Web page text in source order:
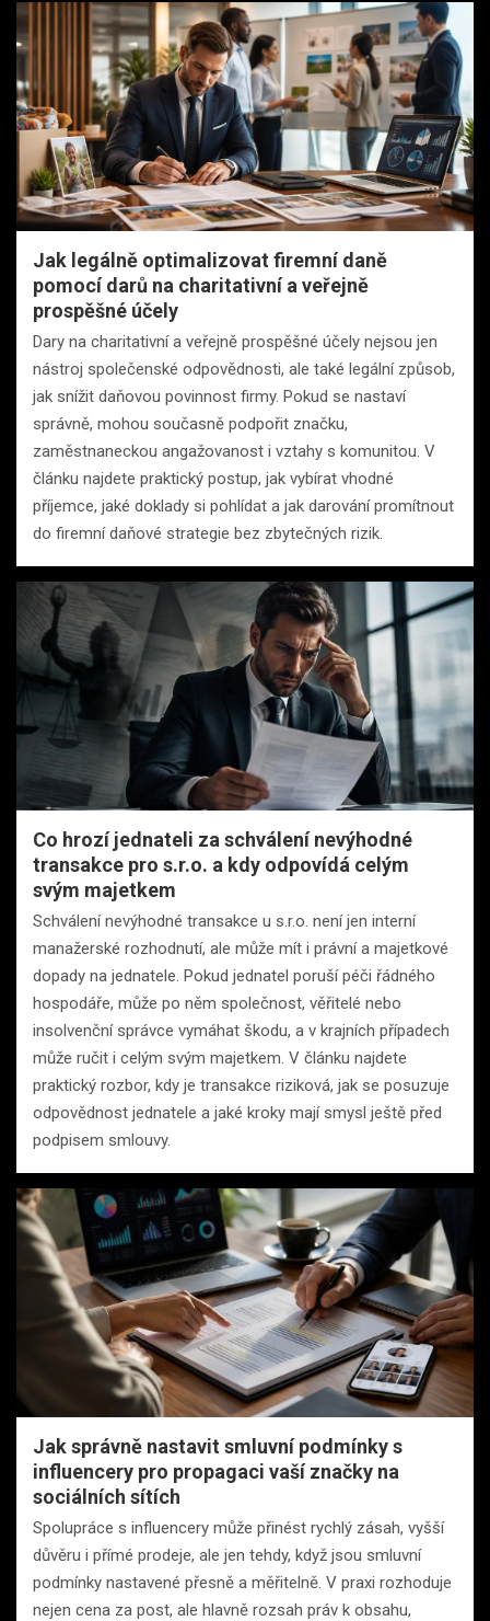
Jak legálně optimalizovat firemní daně
pomocí darů na charitativní a veřejně
prospěšné účely
Dary na charitativní a veřejně prospěšné účely nejsou jen
nástroj společenské odpovědnosti, ale také legální způsob,
jak snížit daňovou povinnost firmy. Pokud se nastaví
správně, mohou současně podpořit značku,
zaměstnaneckou angažovanost i vztahy s komunitou. V
článku najdete praktický postup, jak vybírat vhodné
příjemce, jaké doklady si pohlídat a jak darování promítnout
do firemní daňové strategie bez zbytečných rizik.
Co hrozí jednateli za schválení nevýhodné
transakce pro s.r.o. a kdy odpovídá celým
svým majetkem
Schválení nevýhodné transakce u s.r.o. není jen interní
manažerské rozhodnutí, ale může mít i právní a majetkové
dopady na jednatele. Pokud jednatel poruší péči řádného
hospodáře, může po něm společnost, věřitelé nebo
insolvenční správce vymáhat škodu, a v krajních případech
může ručit i celým svým majetkem. V článku najdete
praktický rozbor, kdy je transakce riziková, jak se posuzuje
odpovědnost jednatele a jaké kroky mají smysl ještě před
podpisem smlouvy.
Jak správně nastavit smluvní podmínky s
influencery pro propagaci vaší značky na
sociálních sítích
Spolupráce s influencery může přinést rychlý zásah, vyšší
důvěru i přímé prodeje, ale jen tehdy, když jsou smluvní
podmínky nastavené přesně a měřitelně. V praxi rozhoduje
nejen cena za post, ale hlavně rozsah práv k obsahu,